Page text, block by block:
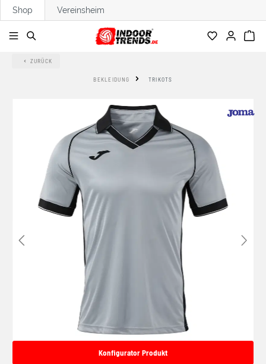
springen
Shop Vereinsheim
ZURÜCK
BEKLEIDUNG TRIKOTS
Konfigurator Produkt